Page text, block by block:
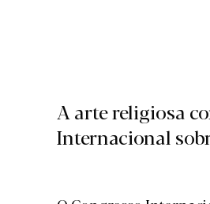
A arte religiosa
Internacional